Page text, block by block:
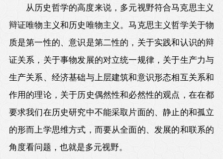
从历史哲学的高度来说，多元视野符合马克思主义
辩证唯物主义和历史唯物主义。马克思主义哲学关于物
质是第一性的、意识是第二性的，关于实践和认识的辩
证关系，关于事物发展的对立统一规律，关于生产力与
生产关系、经济基础与上层建筑和意识形态相互关系和
作用的理论，关于历史偶然性和必然性的观点，在在都
要求我们在历史研究中不能采取片面的、静止的和孤立
的形而上学思维方式，而要从全面的、发展的和联系的
角度看问题，也就是多元视野。